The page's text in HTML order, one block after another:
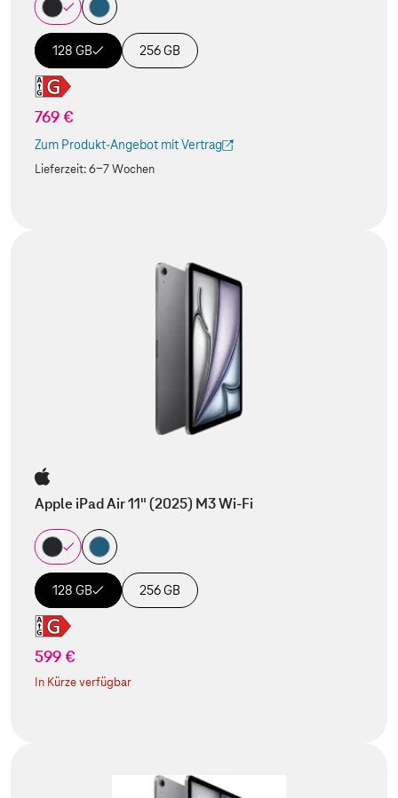
128 GB 256 GB
769 €
Zum Produkt-Angebot mit Vertrag
(Der Link wird in einem neuen Tab geöffnet)
Lieferzeit:6-7 Wochen
Apple iPad Air 11" (2025) M3 Wi-Fi
128 GB 256 GB
599 €
In Kürze verfügbar